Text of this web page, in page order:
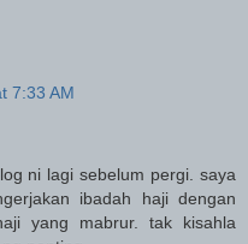
7:33 AM
ni lagi sebelum pergi. saya
ibadah haji dengan
yang mabrur. tak kisahla